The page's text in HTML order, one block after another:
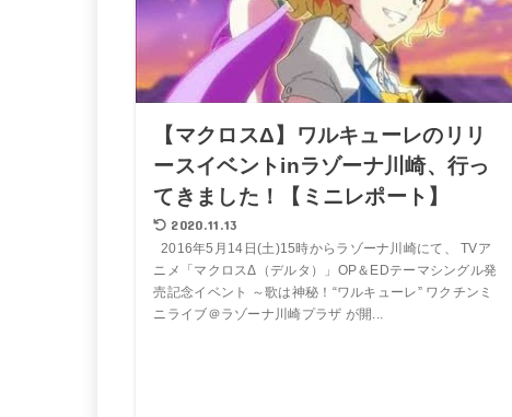
【マクロスΔ】ワルキューレのリリ
ースイベントinラゾーナ川崎、行っ
てきました！【ミニレポート】
2020.11.13
2016年5月14日(土)15時からラゾーナ川崎にて、 TVア
ニメ「マクロスΔ（デルタ）」OP＆EDテーマシングル発
売記念イベント ～歌は神秘！“ワルキューレ” ワクチンミ
ニライブ＠ラゾーナ川崎プラザ が開...